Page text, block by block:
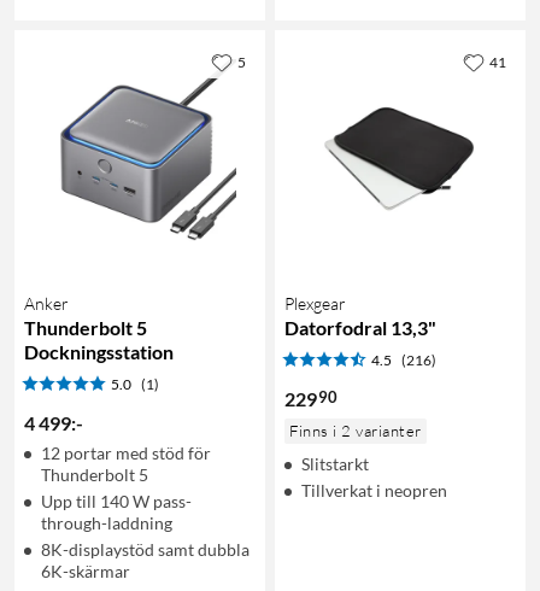
Anker
Thunderbolt 5
Dockningsstation
5.0 (1)
4 499:-
12 portar med stöd för
Thunderbolt 5
Upp till 140 W pass-
through-laddning
8K-displaystöd samt dubbla
6K-skärmar
5
Plexgear
Datorfodral 13,3"
4.5 (216)
22990
Finns i 2 varianter
Slitstarkt
Tillverkat i neopren
41